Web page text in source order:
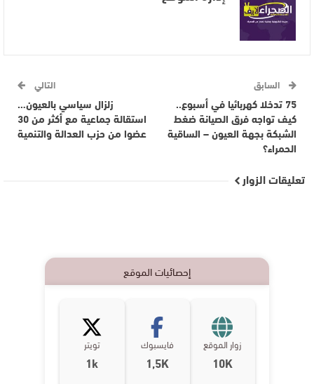
السابق
75 تدخلا كهربائيا في أسبوع..
كيف تواجه فرق الصيانة ضغط
الشبكة بجهة العيون – الساقية
الحمراء؟
التالي
زلزال سياسي بالعيون…
استقالة جماعية مع أكثر من 30
عضوا من حزب العدالة والتنمية
تعليقات الزوار
إحصائيات الموقع
زوار الموقع
10K
فايسبوك
1,5K
تويتر
1k